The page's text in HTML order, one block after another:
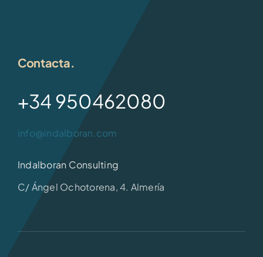
Contacta.
+34 950462080
info@indalboran.com
Indalboran Consulting
C/ Ángel Ochotorena, 4. Almería